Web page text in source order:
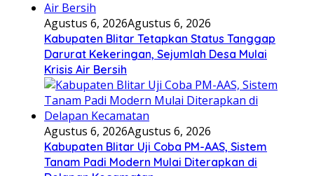
Agustus 6, 2026Agustus 6, 2026
Kabupaten Blitar Tetapkan Status Tanggap
Darurat Kekeringan, Sejumlah Desa Mulai
Krisis Air Bersih
Agustus 6, 2026Agustus 6, 2026
Kabupaten Blitar Uji Coba PM-AAS, Sistem
Tanam Padi Modern Mulai Diterapkan di